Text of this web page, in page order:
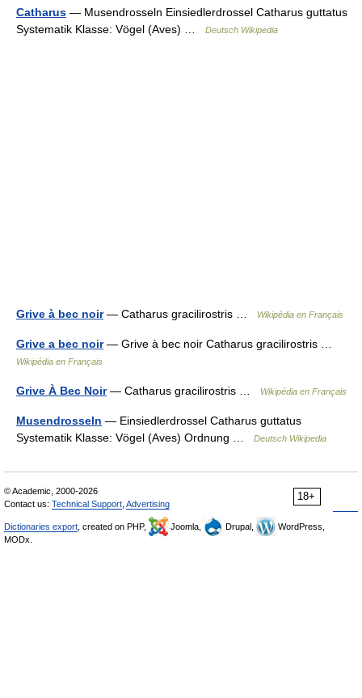
Catharus — Musendrosseln Einsiedlerdrossel Catharus guttatus
Systematik Klasse: Vögel (Aves) …
Deutsch Wikipedia
Grive à bec noir— Catharus gracilirostris … Wikipédia en Français
Grive a bec noir— Grive à bec noir Catharus gracilirostris …
Wikipédia en Français
Grive À Bec Noir— Catharus gracilirostris … Wikipédia en Français
Musendrosseln — Einsiedlerdrossel Catharus guttatus
Systematik Klasse: Vögel (Aves) Ordnung …
Deutsch Wikipedia
18+
© Academic, 2000-2026
Contact us: Technical Support Advertising
Dictionaries export , created on PHP, Joomla, Drupal,
WordPress,
MODx.